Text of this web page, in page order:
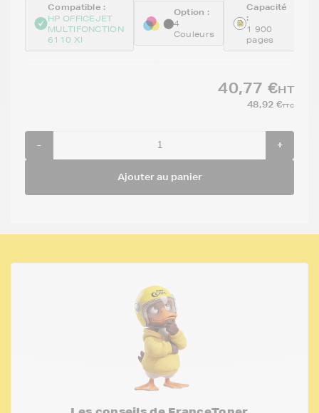
Compatible :
HP OFFICEJET
MULTIFONCTION
6110 XI
Option :
4
Couleurs
Capacité
:
1 900
pages
40,77 €HT
48,92 €TTC
- +
Ajouter au panier